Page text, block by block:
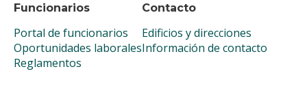
Funcionarios
Portal de funcionarios
Oportunidades laborales
Reglamentos
Contacto
Edificios y direcciones
Información de contacto